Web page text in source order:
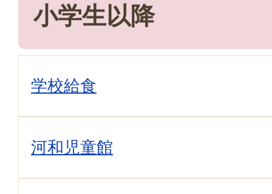
小学生以降
学校給食
河和児童館